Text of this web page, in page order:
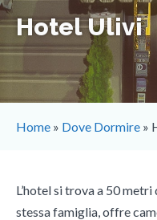
Hotel Ulivi
Home » Dove Dormire »
L’hotel si trova a 50
stessa famiglia, offre